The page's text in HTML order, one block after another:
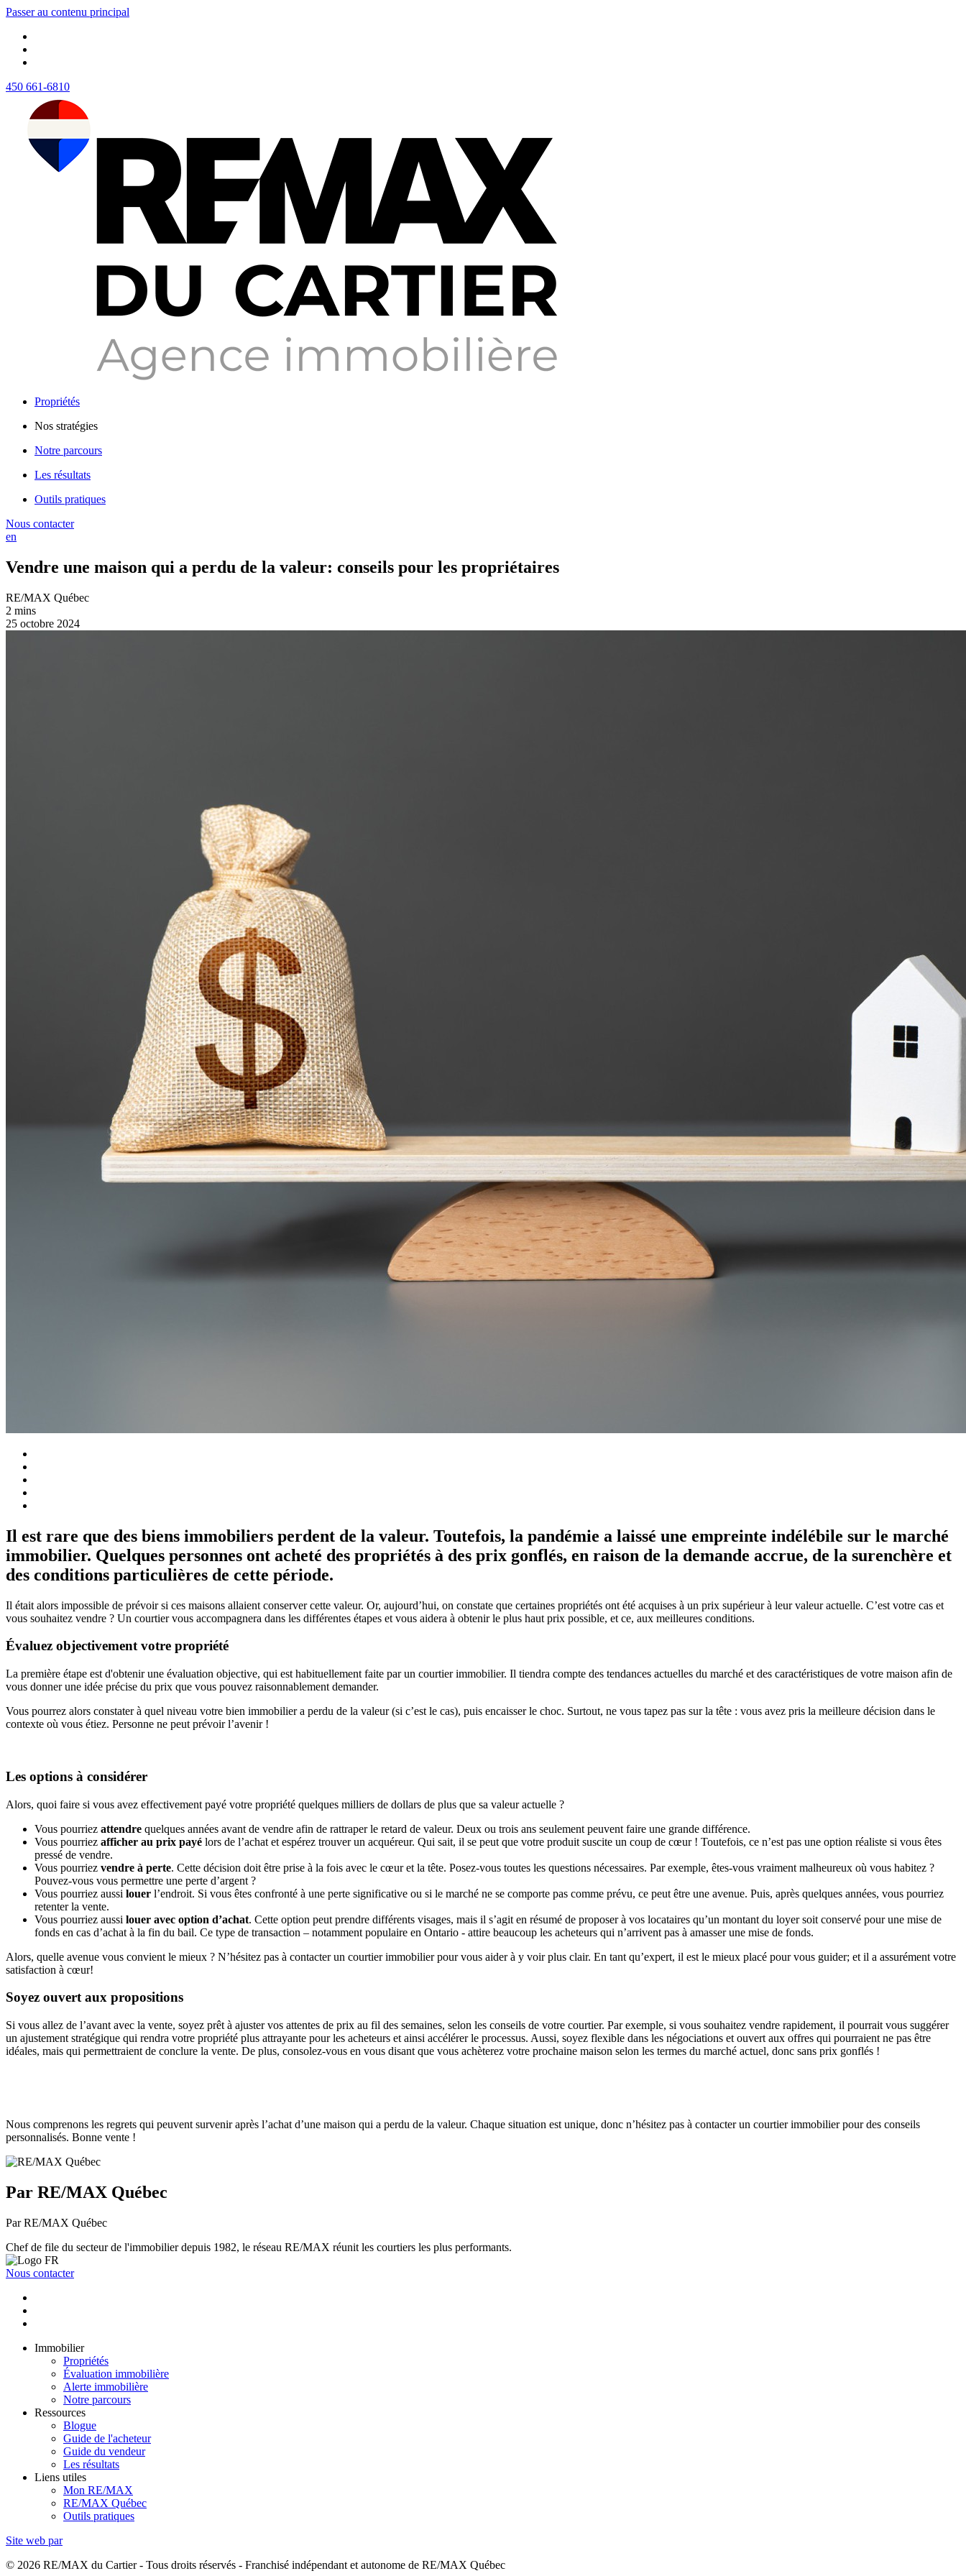
Passer au contenu principal
450 661-6810
Propriétés
Nos stratégies
Notre parcours
Les résultats
Outils pratiques
Nous contacter
en
Vendre une maison qui a perdu de la valeur: conseils pour les propriétaires
RE/MAX Québec
2 mins
25 octobre 2024
Il est rare que des biens immobiliers perdent de la valeur. Toutefois, la pandémie a laissé une empreinte indélébile sur le marché
immobilier. Quelques personnes ont acheté des propriétés à des prix gonflés, en raison de la demande accrue, de la surenchère et
des conditions particulières de cette période.
Il était alors impossible de prévoir si ces maisons allaient conserver cette valeur. Or, aujourd’hui, on constate que certaines propriétés ont été acquises à un prix supérieur à leur valeur actuelle. C’est votre cas et
vous souhaitez vendre ? Un courtier vous accompagnera dans les différentes étapes et vous aidera à obtenir le plus haut prix possible, et ce, aux meilleures conditions.
Évaluez objectivement votre propriété
La première étape est d'obtenir une évaluation objective, qui est habituellement faite par un courtier immobilier. Il tiendra compte des tendances actuelles du marché et des caractéristiques de votre maison afin de
vous donner une idée précise du prix que vous pouvez raisonnablement demander.
Vous pourrez alors constater à quel niveau votre bien immobilier a perdu de la valeur (si c’est le cas), puis encaisser le choc. Surtout, ne vous tapez pas sur la tête : vous avez pris la meilleure décision dans le
contexte où vous étiez. Personne ne peut prévoir l’avenir !
Les options à considérer
Alors, quoi faire si vous avez effectivement payé votre propriété quelques milliers de dollars de plus que sa valeur actuelle ?
Vous pourriez attendre quelques années avant de vendre afin de rattraper le retard de valeur. Deux ou trois ans seulement peuvent faire une grande différence.
Vous pourriez afficher au prix payé lors de l’achat et espérez trouver un acquéreur. Qui sait, il se peut que votre produit suscite un coup de cœur ! Toutefois, ce n’est pas une option réaliste si vous êtes
pressé de vendre.
Vous pourriez vendre à perte. Cette décision doit être prise à la fois avec le cœur et la tête. Posez-vous toutes les questions nécessaires. Par exemple, êtes-vous vraiment malheureux où vous habitez ?
Pouvez-vous vous permettre une perte d’argent ?
Vous pourriez aussi louer l’endroit. Si vous êtes confronté à une perte significative ou si le marché ne se comporte pas comme prévu, ce peut être une avenue. Puis, après quelques années, vous pourriez
retenter la vente.
Vous pourriez aussi louer avec option d’achat. Cette option peut prendre différents visages, mais il s’agit en résumé de proposer à vos locataires qu’un montant du loyer soit conservé pour une mise de
fonds en cas d’achat à la fin du bail. Ce type de transaction – notamment populaire en Ontario - attire beaucoup les acheteurs qui n’arrivent pas à amasser une mise de fonds.
Alors, quelle avenue vous convient le mieux ? N’hésitez pas à contacter un courtier immobilier pour vous aider à y voir plus clair. En tant qu’expert, il est le mieux placé pour vous guider; et il a assurément votre
satisfaction à cœur!
Soyez ouvert aux propositions
Si vous allez de l’avant avec la vente, soyez prêt à ajuster vos attentes de prix au fil des semaines, selon les conseils de votre courtier. Par exemple, si vous souhaitez vendre rapidement, il pourrait vous suggérer
un ajustement stratégique qui rendra votre propriété plus attrayante pour les acheteurs et ainsi accélérer le processus. Aussi, soyez flexible dans les négociations et ouvert aux offres qui pourraient ne pas être
idéales, mais qui permettraient de conclure la vente. De plus, consolez-vous en vous disant que vous achèterez votre prochaine maison selon les termes du marché actuel, donc sans prix gonflés !
Nous comprenons les regrets qui peuvent survenir après l’achat d’une maison qui a perdu de la valeur. Chaque situation est unique, donc n’hésitez pas à contacter un courtier immobilier pour des conseils
personnalisés. Bonne vente !
Par RE/MAX Québec
Par RE/MAX Québec
Chef de file du secteur de l'immobilier depuis 1982, le réseau RE/MAX réunit les courtiers les plus performants.
Nous contacter
Immobilier
Propriétés
Évaluation immobilière
Alerte immobilière
Notre parcours
Ressources
Blogue
Guide de l'acheteur
Guide du vendeur
Les résultats
Liens utiles
Mon RE/MAX
RE/MAX Québec
Outils pratiques
Site web par
© 2026 RE/MAX du Cartier - Tous droits réservés - Franchisé indépendant et autonome de RE/MAX Québec